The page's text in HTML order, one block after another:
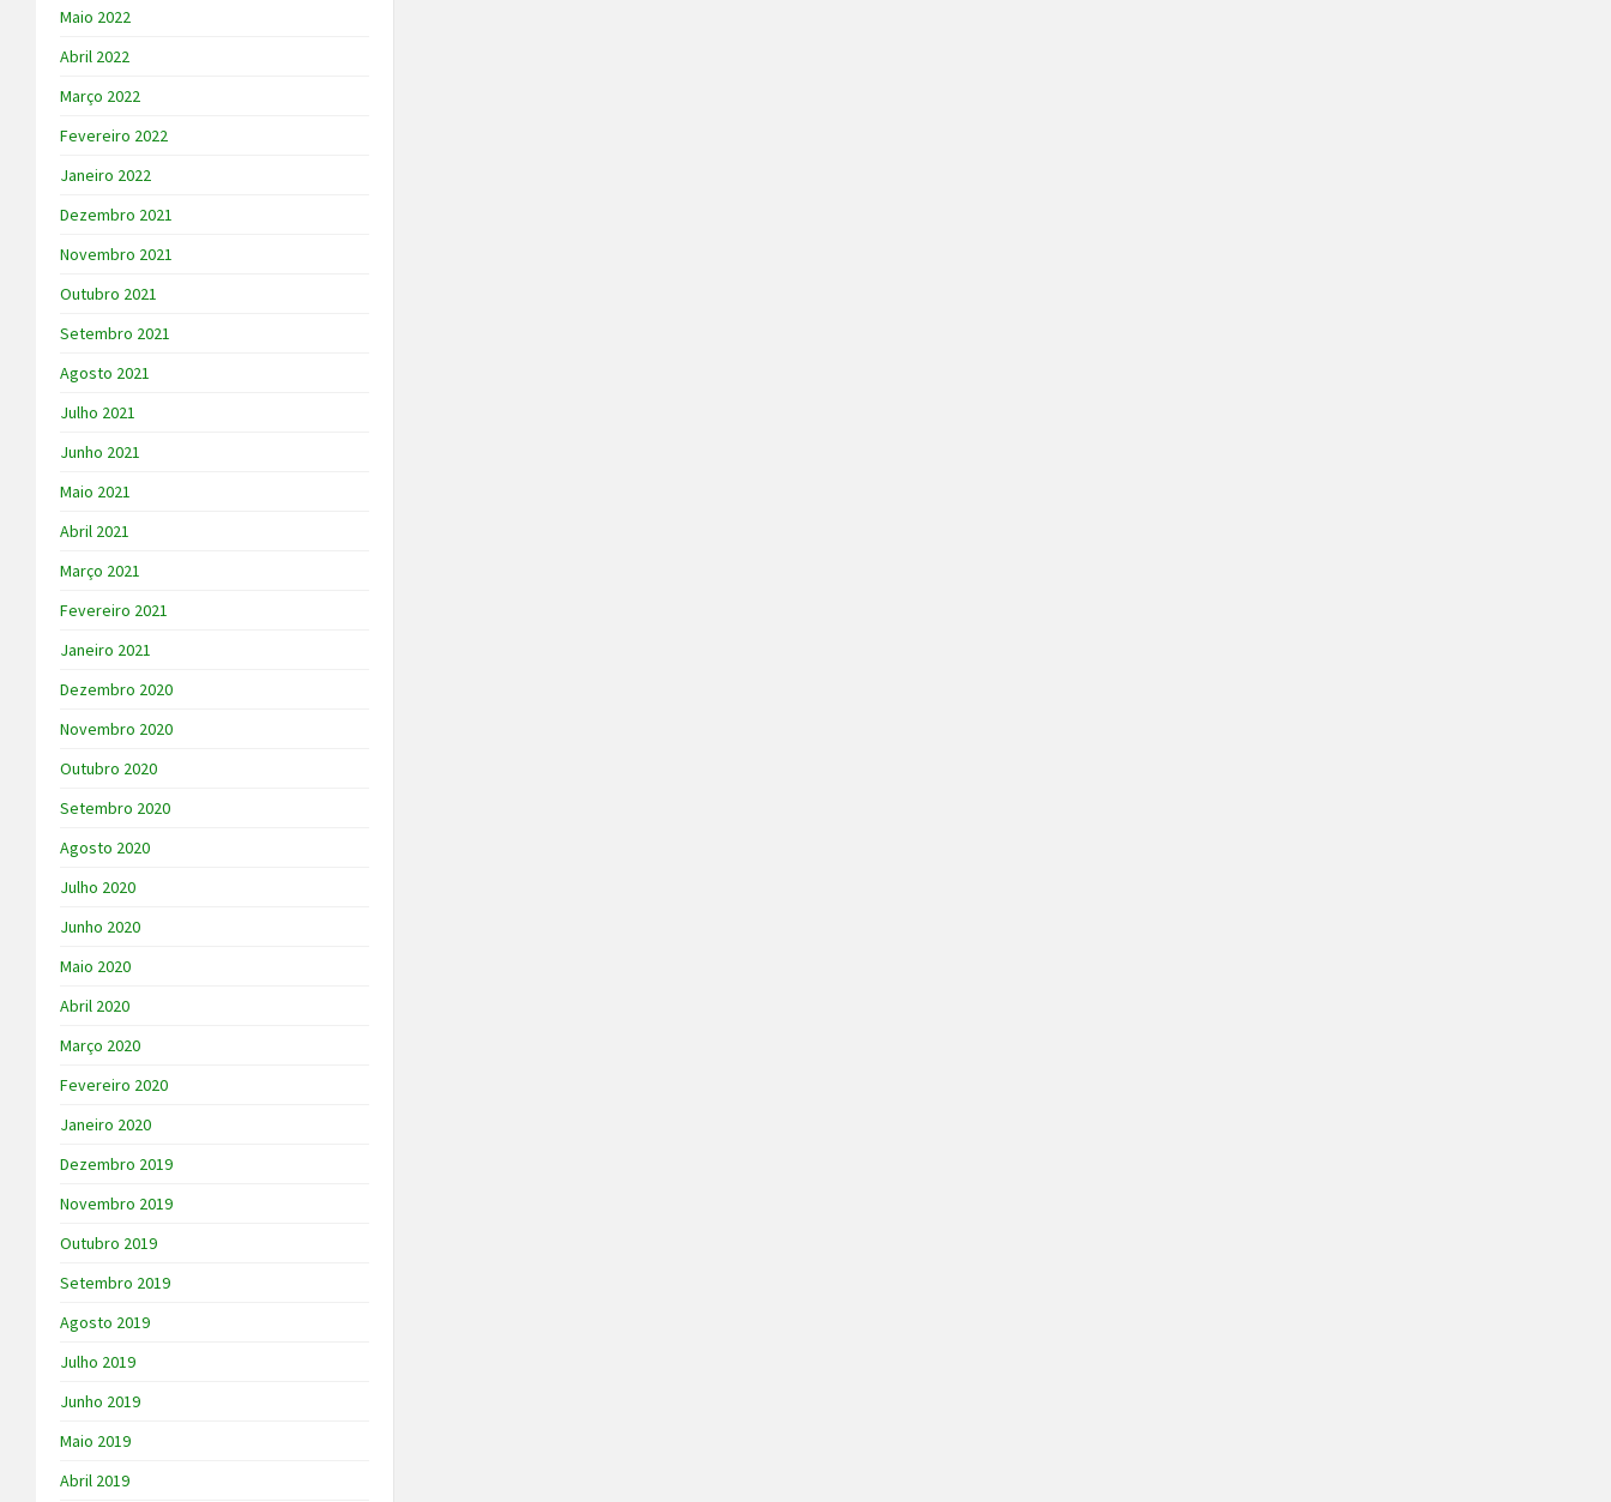
Maio 2022
Abril 2022
Março 2022
Fevereiro 2022
Janeiro 2022
Dezembro 2021
Novembro 2021
Outubro 2021
Setembro 2021
Agosto 2021
Julho 2021
Junho 2021
Maio 2021
Abril 2021
Março 2021
Fevereiro 2021
Janeiro 2021
Dezembro 2020
Novembro 2020
Outubro 2020
Setembro 2020
Agosto 2020
Julho 2020
Junho 2020
Maio 2020
Abril 2020
Março 2020
Fevereiro 2020
Janeiro 2020
Dezembro 2019
Novembro 2019
Outubro 2019
Setembro 2019
Agosto 2019
Julho 2019
Junho 2019
Maio 2019
Abril 2019